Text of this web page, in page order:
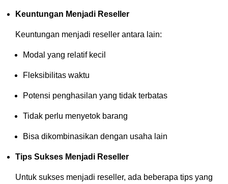
Keuntungan Menjadi Reseller
Keuntungan menjadi reseller antara lain:
Modal yang relatif kecil
Fleksibilitas waktu
Potensi penghasilan yang tidak terbatas
Tidak perlu menyetok barang
Bisa dikombinasikan dengan usaha lain
Tips Sukses Menjadi Reseller
Untuk sukses menjadi reseller, ada beberapa tips yang